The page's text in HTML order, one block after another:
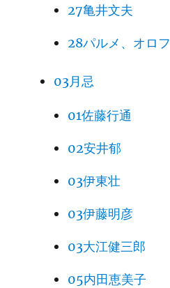
27亀井文夫
28パルメ、オロフ
03月忌
01佐藤行通
02安井郁
03伊東壮
03伊藤明彦
03大江健三郎
05内田恵美子